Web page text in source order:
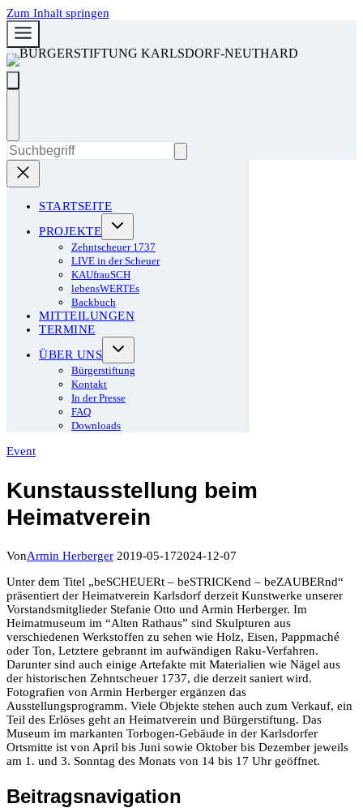
Zum Inhalt springen
STARTSEITE
PROJEKTE
Zehntscheuer 1737
LIVE in der Scheuer
KAUfrauSCH
lebensWERTEs
Backbuch
MITTEILUNGEN
TERMINE
ÜBER UNS
Bürgerstiftung
Kontakt
In der Presse
FAQ
Downloads
Event
Kunstausstellung beim
Heimatverein
VonArmin Herberger 2019-05-172024-12-07
Unter dem Titel „beSCHEUERt – beSTRICKend – beZAUBERnd“
präsentiert der Heimatverein Karlsdorf derzeit Kunstwerke unserer
Vorstandsmitglieder Stefanie Otto und Armin Herberger. Im
Heimatmuseum im “Alten Rathaus” sind Skulpturen aus
verschiedenen Werkstoffen zu sehen wie Holz, Eisen, Pappmaché
oder Ton, Letztere gebrannt im aufwändigen Raku-Verfahren.
Darunter sind auch einige Artefakte mit Materialien wie Nägel aus
der historischen Zehntscheuer 1737, die derzeit saniert wird.
Fotografien von Armin Herberger ergänzen das
Ausstellungsprogramm. Viele Objekte stehen auch zum Verkauf, ein
Teil des Erlöses geht an Heimatverein und Bürgerstiftung. Das
Museum im markanten Torbogen-Gebäude in der Karlsdorfer
Ortsmitte ist von April bis Juni sowie Oktober bis Dezember jeweils
am 1. und 3. Sonntag des Monats von 14 bis 17 Uhr geöffnet.
Beitragsnavigation